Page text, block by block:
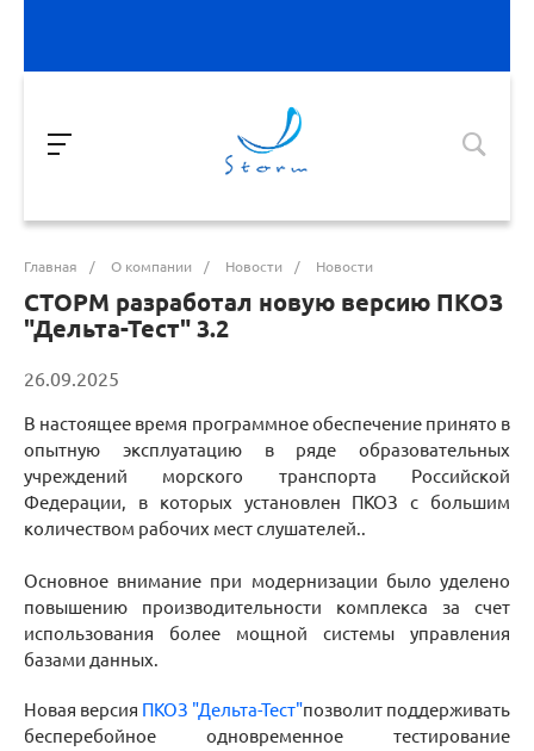
Главная / О компании / Новости / Новости
СТОРМ разработал новую версию ПКОЗ
"Дельта-Тест" 3.2
26.09.2025
В настоящее время программное обеспечение принято в
опытную эксплуатацию в ряде образовательных
учреждений морского транспорта Российской
Федерации, в которых установлен ПКОЗ с большим
количеством рабочих мест слушателей..
Основное внимание при модернизации было уделено
повышению производительности комплекса за счет
использования более мощной системы управления
базами данных.
Новая версия ПКОЗ "Дельта-Тест"позволит поддерживать
бесперебойное одновременное тестирование